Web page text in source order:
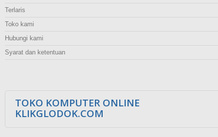
Terlaris
Toko kami
Hubungi kami
Syarat dan ketentuan
TOKO KOMPUTER ONLINE
KLIKGLODOK.COM